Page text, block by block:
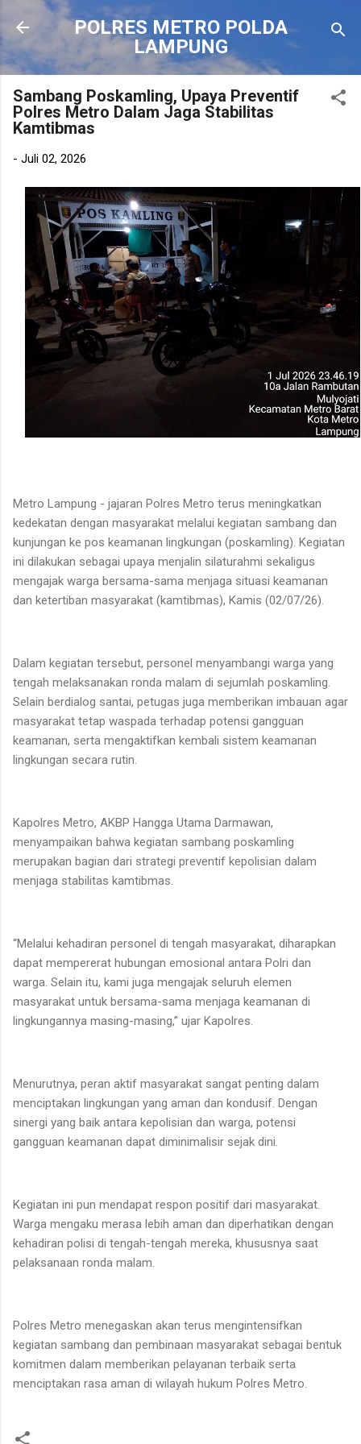
Langsung ke konten utama
POLRES METRO POLDA
LAMPUNG
Sambang Poskamling, Upaya Preventif
Polres Metro Dalam Jaga Stabilitas
Kamtibmas
- Juli 02, 2026
Metro Lampung - jajaran Polres Metro terus meningkatkan
kedekatan dengan masyarakat melalui kegiatan sambang dan
kunjungan ke pos keamanan lingkungan (poskamling). Kegiatan
ini dilakukan sebagai upaya menjalin silaturahmi sekaligus
mengajak warga bersama-sama menjaga situasi keamanan
dan ketertiban masyarakat (kamtibmas), Kamis (02/07/26).
Dalam kegiatan tersebut, personel menyambangi warga yang
tengah melaksanakan ronda malam di sejumlah poskamling.
Selain berdialog santai, petugas juga memberikan imbauan agar
masyarakat tetap waspada terhadap potensi gangguan
keamanan, serta mengaktifkan kembali sistem keamanan
lingkungan secara rutin.
Kapolres Metro, AKBP Hangga Utama Darmawan,
menyampaikan bahwa kegiatan sambang poskamling
merupakan bagian dari strategi preventif kepolisian dalam
menjaga stabilitas kamtibmas.
“Melalui kehadiran personel di tengah masyarakat, diharapkan
dapat mempererat hubungan emosional antara Polri dan
warga. Selain itu, kami juga mengajak seluruh elemen
masyarakat untuk bersama-sama menjaga keamanan di
lingkungannya masing-masing,” ujar Kapolres.
Menurutnya, peran aktif masyarakat sangat penting dalam
menciptakan lingkungan yang aman dan kondusif. Dengan
sinergi yang baik antara kepolisian dan warga, potensi
gangguan keamanan dapat diminimalisir sejak dini.
Kegiatan ini pun mendapat respon positif dari masyarakat.
Warga mengaku merasa lebih aman dan diperhatikan dengan
kehadiran polisi di tengah-tengah mereka, khususnya saat
pelaksanaan ronda malam.
Polres Metro menegaskan akan terus mengintensifkan
kegiatan sambang dan pembinaan masyarakat sebagai bentuk
komitmen dalam memberikan pelayanan terbaik serta
menciptakan rasa aman di wilayah hukum Polres Metro.